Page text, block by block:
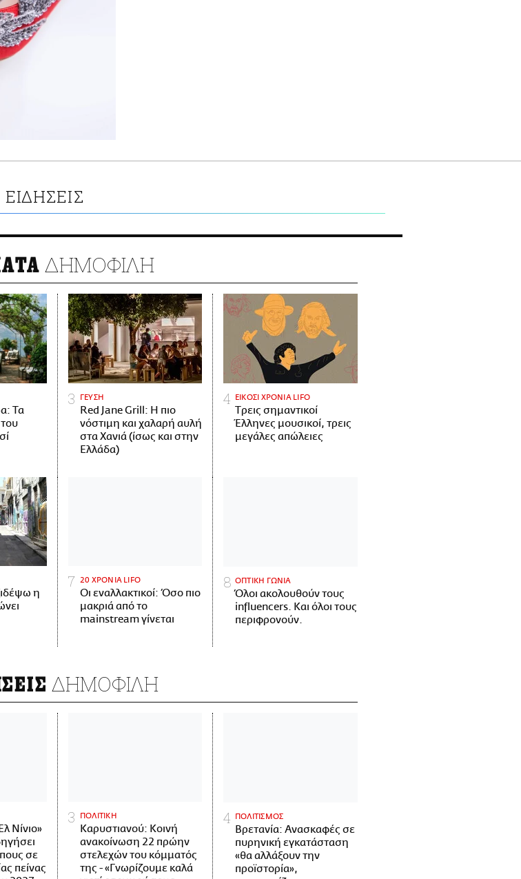
ΔΗΜΟΦΙΛΗ
Τα
ΓΕΥΣΗ
Red Jane Grill: Η πιο
νόστιμη και χαλαρή αυλή
στα Χανιά (ίσως και στην
Ελλάδα)
ΕΙΚΟΣΙ ΧΡΟΝΙΑ LIFO
Tρεις σημαντικοί
Έλληνες μουσικοί, τρεις
μεγάλες απώλειες
η
20 ΧΡΟΝΙΑ LIFO
Οι εναλλακτικοί: Όσο πιο
μακριά από το
mainstream γίνεται
ΟΠΤΙΚΗ ΓΩΝΙΑ
Όλοι ακολουθούν τους
influencers. Και όλοι τους
περιφρονούν.
ΔΗΜΟΦΙΛΗ
Νίνιο»
σε
πείνας
ΠΟΛΙΤΙΚΗ
Καρυστιανού: Κοινή
ανακοίνωση 22 πρώην
στελεχών του κόμματός
της - «Γνωρίζουμε καλά
ΠΟΛΙΤΙΣΜΟΣ
Βρετανία: Ανασκαφές σε
πυρηνική εγκατάσταση
«θα αλλάξουν την
προϊστορία»,